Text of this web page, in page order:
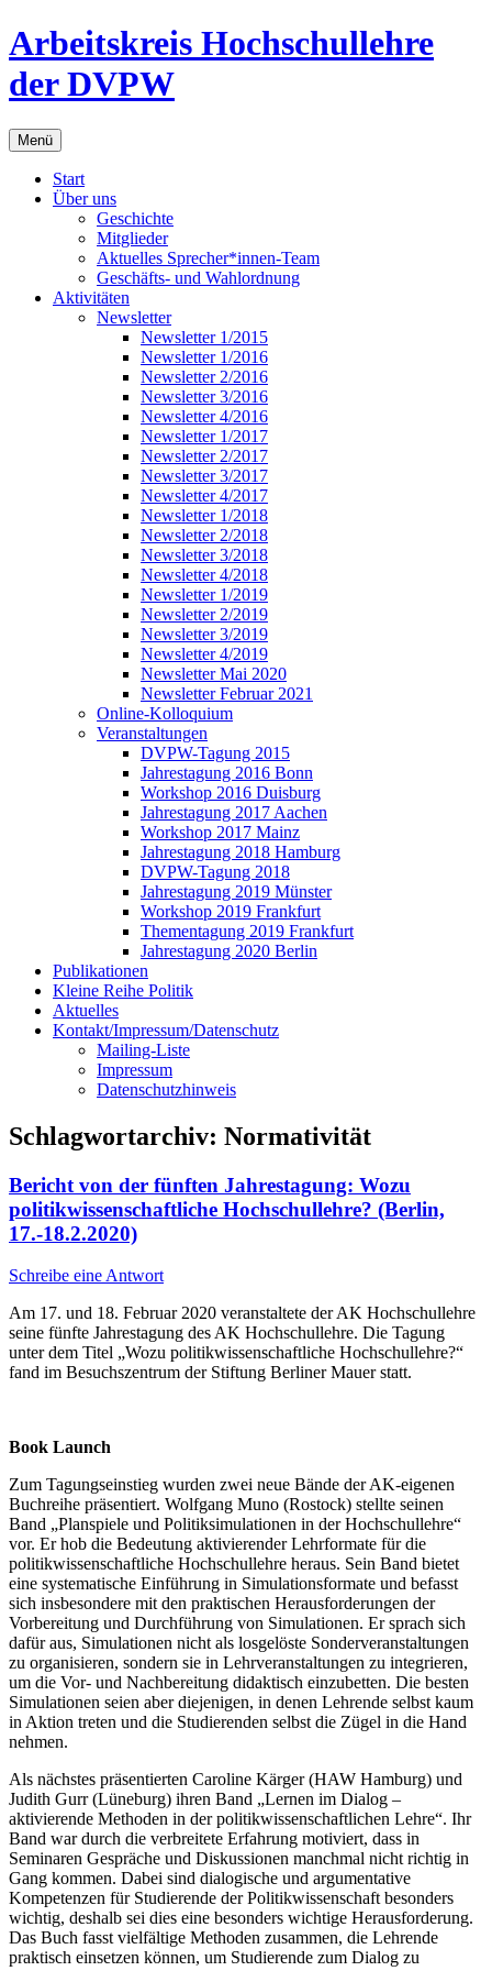
Zum
Inhalt
springen
Arbeitskreis Hochschullehre
der DVPW
Menü
Start
Über uns
Geschichte
Mitglieder
Aktuelles Sprecher*innen-Team
Geschäfts- und Wahlordnung
Aktivitäten
Newsletter
Newsletter 1/2015
Newsletter 1/2016
Newsletter 2/2016
Newsletter 3/2016
Newsletter 4/2016
Newsletter 1/2017
Newsletter 2/2017
Newsletter 3/2017
Newsletter 4/2017
Newsletter 1/2018
Newsletter 2/2018
Newsletter 3/2018
Newsletter 4/2018
Newsletter 1/2019
Newsletter 2/2019
Newsletter 3/2019
Newsletter 4/2019
Newsletter Mai 2020
Newsletter Februar 2021
Online-Kolloquium
Veranstaltungen
DVPW-Tagung 2015
Jahrestagung 2016 Bonn
Workshop 2016 Duisburg
Jahrestagung 2017 Aachen
Workshop 2017 Mainz
Jahrestagung 2018 Hamburg
DVPW-Tagung 2018
Jahrestagung 2019 Münster
Workshop 2019 Frankfurt
Thementagung 2019 Frankfurt
Jahrestagung 2020 Berlin
Publikationen
Kleine Reihe Politik
Aktuelles
Kontakt/Impressum/Datenschutz
Mailing-Liste
Impressum
Datenschutzhinweis
Schlagwortarchiv: Normativität
Bericht von der fünften Jahrestagung: Wozu
politikwissenschaftliche Hochschullehre? (Berlin,
17.-18.2.2020)
Schreibe eine Antwort
Am 17. und 18. Februar 2020 veranstaltete der AK Hochschullehre
seine fünfte Jahrestagung des AK Hochschullehre. Die Tagung
unter dem Titel „Wozu politikwissenschaftliche Hochschullehre?“
fand im Besuchszentrum der Stiftung Berliner Mauer statt.
Book Launch
Zum Tagungseinstieg wurden zwei neue Bände der AK-eigenen
Buchreihe präsentiert. Wolfgang Muno (Rostock) stellte seinen
Band „Planspiele und Politiksimulationen in der Hochschullehre“
vor. Er hob die Bedeutung aktivierender Lehrformate für die
politikwissenschaftliche Hochschullehre heraus. Sein Band bietet
eine systematische Einführung in Simulationsformate und befasst
sich insbesondere mit den praktischen Herausforderungen der
Vorbereitung und Durchführung von Simulationen. Er sprach sich
dafür aus, Simulationen nicht als losgelöste Sonderveranstaltungen
zu organisieren, sondern sie in Lehrveranstaltungen zu integrieren,
um die Vor- und Nachbereitung didaktisch einzubetten. Die besten
Simulationen seien aber diejenigen, in denen Lehrende selbst kaum
in Aktion treten und die Studierenden selbst die Zügel in die Hand
nehmen.
Als nächstes präsentierten Caroline Kärger (HAW Hamburg) und
Judith Gurr (Lüneburg) ihren Band „Lernen im Dialog –
aktivierende Methoden in der politikwissenschaftlichen Lehre“. Ihr
Band war durch die verbreitete Erfahrung motiviert, dass in
Seminaren Gespräche und Diskussionen manchmal nicht richtig in
Gang kommen. Dabei sind dialogische und argumentative
Kompetenzen für Studierende der Politikwissenschaft besonders
wichtig, deshalb sei dies eine besonders wichtige Herausforderung.
Das Buch fasst vielfältige Methoden zusammen, die Lehrende
praktisch einsetzen können, um Studierende zum Dialog zu